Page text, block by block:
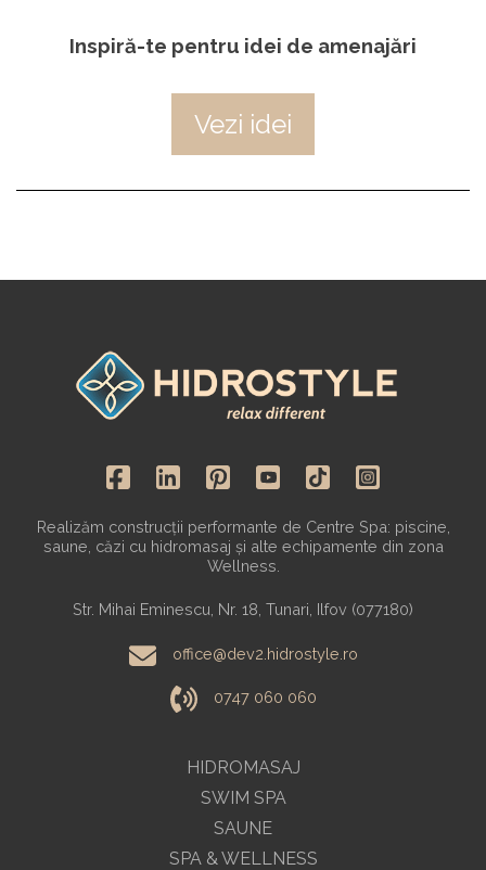
Inspiră-te pentru idei de amenajări
Vezi idei
HIDROMASAJ
SWIM SPA
SAUNE
SPA & WELLNESS
Realizăm construcții performante de Centre Spa: piscine,
saune, căzi cu hidromasaj și alte echipamente din zona
Wellness.
Str. Mihai Eminescu, Nr. 18, Tunari, Ilfov (077180)
office@dev2.hidrostyle.ro
0747 060 060